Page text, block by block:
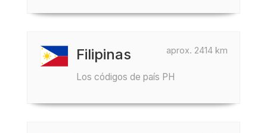
aprox. 2414 km
Filipinas
Los códigos de país PH